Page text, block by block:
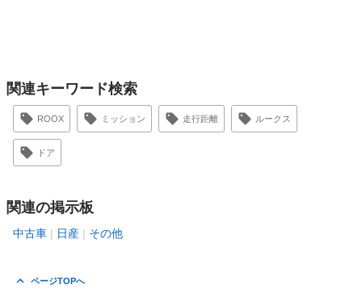
関連キーワード検索
ROOX ミッション 走行距離 ルークス
ドア
関連の掲示板
中古車 日産 その他
ページTOPへ